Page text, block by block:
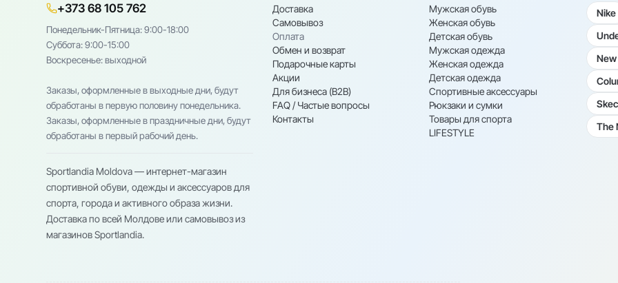
+373 68 105 762
Понедельник-Пятница: 9:00-18:00
Cуббота: 9:00-15:00
Воскресенье: выходной
Заказы, оформленные в выходные дни, будут
обработаны в первую половину понедельника.
Заказы, оформленные в праздничные дни, будут
обработаны в первый рабочий день.
Sportlandia Moldova — интернет-магазин
спортивной обуви, одежды и аксессуаров для
спорта, города и активного образа жизни.
Доставка по всей Молдове или самовывоз из
магазинов Sportlandia.
Доставка
Самовывоз
Оплата
Обмен и возврат
Подарочные карты
Акции
Для бизнеса (B2B)
FAQ / Частые вопросы
Контакты
Мужская обувь
Женская обувь
Детская обувь
Мужская одежда
Женская одежда
Детская одежда
Спортивные аксессуары
Рюкзаки и сумки
Товары для спорта
LIFESTYLE
Nike
The